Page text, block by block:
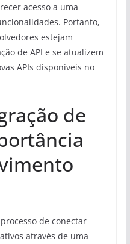
acesso a uma
Portanto,
estejam
de API e se atualizem
APIs disponíveis no
de
de conectar
através de uma